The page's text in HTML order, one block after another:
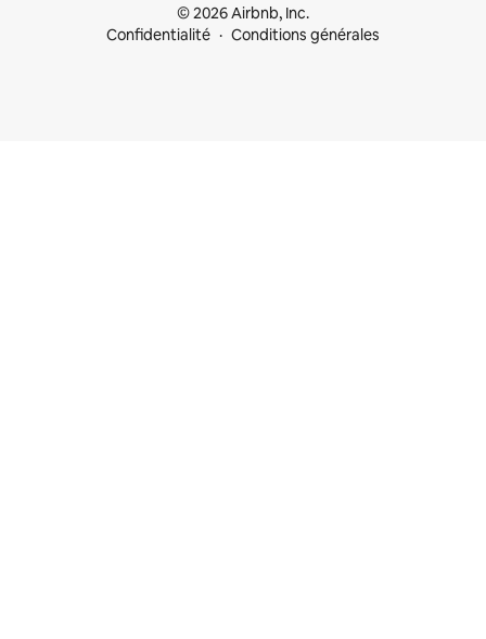
© 2026 Airbnb, Inc.
Confidentialité
Conditions générales